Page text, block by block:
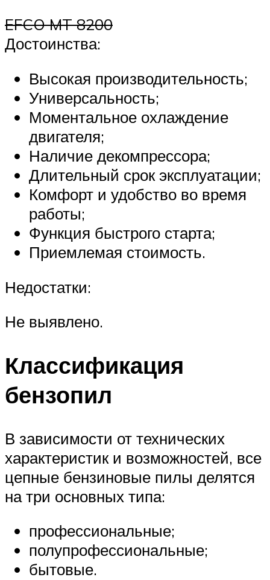
EFCO MT 8200
Достоинства:
Высокая производительность;
Универсальность;
Моментальное охлаждение
двигателя;
Наличие декомпрессора;
Длительный срок эксплуатации;
Комфорт и удобство во время
работы;
Функция быстрого старта;
Приемлемая стоимость.
Недостатки:
Не выявлено.
Классификация
бензопил
В зависимости от технических
характеристик и возможностей, все
цепные бензиновые пилы делятся
на три основных типа:
профессиональные;
полупрофессиональные;
бытовые.